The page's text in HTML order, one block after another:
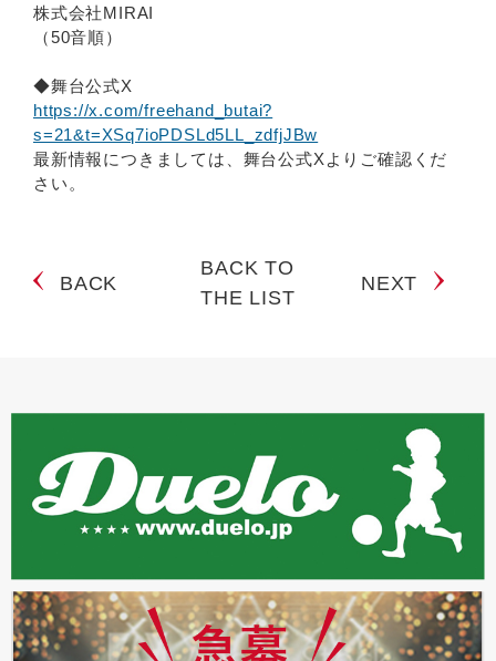
株式会社MIRAI
（50音順）
◆舞台公式X
https://x.com/freehand_butai?
s=21&t=XSq7ioPDSLd5LL_zdfjJBw
最新情報につきましては、舞台公式Xよりご確認くだ
さい。
BACK
BACK TO
THE LIST
NEXT